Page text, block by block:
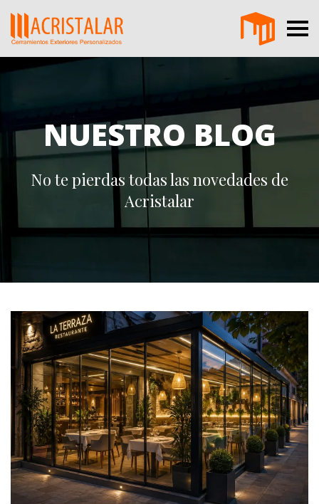
NUESTRO BLOG
No te pierdas todas las novedades de
Acristalar